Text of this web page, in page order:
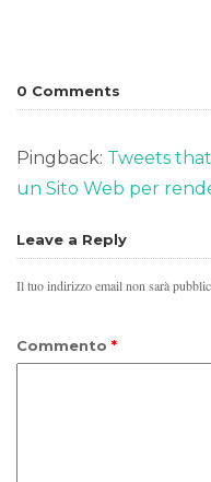
0 Comments
Pingback: Tweets
un Sito Web per
Leave a Reply
Il tuo indirizzo email non sarà
Commento *